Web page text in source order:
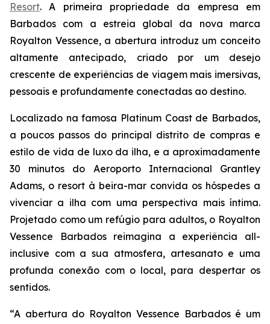
Resort. A primeira propriedade da empresa em
Barbados com a estreia global da nova marca
Royalton Vessence, a abertura introduz um conceito
altamente antecipado, criado por um desejo
crescente de experiências de viagem mais imersivas,
pessoais e profundamente conectadas ao destino.
Localizado na famosa Platinum Coast de Barbados,
a poucos passos do principal distrito de compras e
estilo de vida de luxo da ilha, e a aproximadamente
30 minutos do Aeroporto Internacional Grantley
Adams, o resort à beira-mar convida os hóspedes a
vivenciar a ilha com uma perspectiva mais íntima.
Projetado como um refúgio para adultos, o Royalton
Vessence Barbados reimagina a experiência all-
inclusive com a sua atmosfera, artesanato e uma
profunda conexão com o local, para despertar os
sentidos.
“A abertura do Royalton Vessence Barbados é um